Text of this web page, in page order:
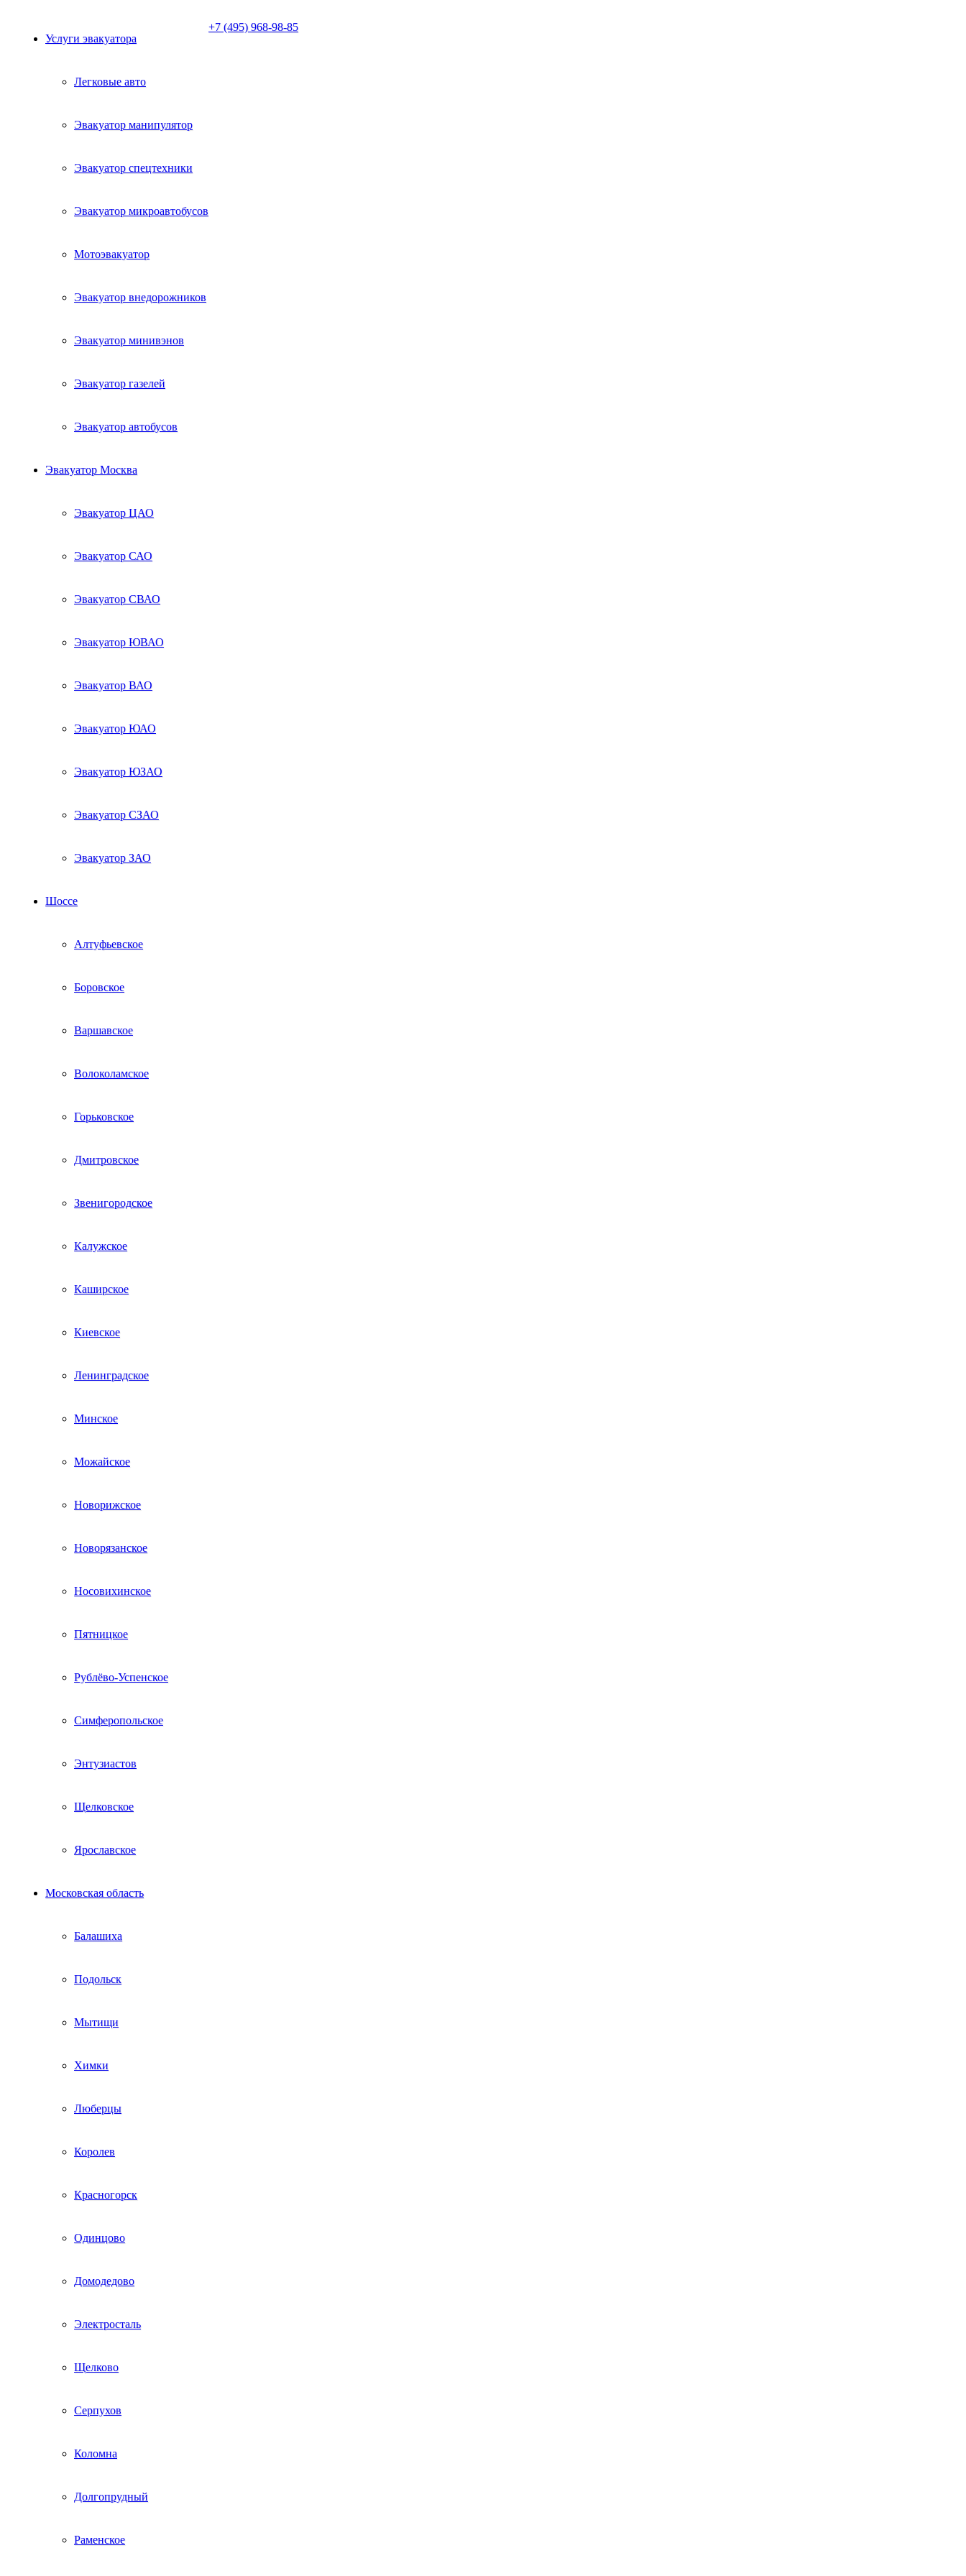
Услуги эвакуатора
Легковые авто
Эвакуатор манипулятор
Эвакуатор спецтехники
Эвакуатор микроавтобусов
Мотоэвакуатор
Эвакуатор внедорожников
Эвакуатор минивэнов
Эвакуатор газелей
Эвакуатор автобусов
Эвакуатор Москва
Эвакуатор ЦАО
Эвакуатор САО
Эвакуатор СВАО
Эвакуатор ЮВАО
Эвакуатор ВАО
Эвакуатор ЮАО
Эвакуатор ЮЗАО
Эвакуатор СЗАО
Эвакуатор ЗАО
Шоссе
Алтуфьевское
Боровское
Варшавское
Волоколамское
Горьковское
Дмитровское
Звенигородское
Калужское
Каширское
Киевское
Ленинградское
Минское
Можайское
Новорижское
Новорязанское
Носовихинское
Пятницкое
Рублёво-Успенское
Симферопольское
Энтузиастов
Щелковское
Ярославское
Московская область
Балашиха
Подольск
Мытищи
Химки
Люберцы
Королев
Красногорск
Одинцово
Домодедово
Электросталь
Щелково
Серпухов
Коломна
Долгопрудный
Раменское
+7 (495) 968-98-85